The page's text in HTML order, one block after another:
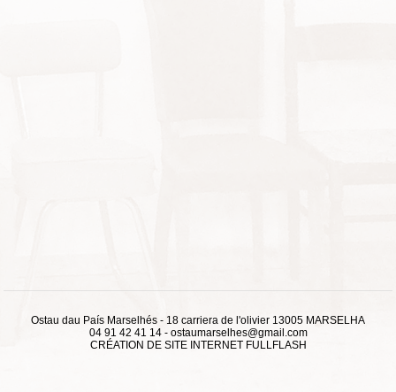
Ostau dau País Marselhés - 18 carriera de l'olivier 13005 MARSELHA
04 91 42 41 14- ostaumarselhes@gmail.com
CRÉATION DE SITE INTERNET FULLFLASH